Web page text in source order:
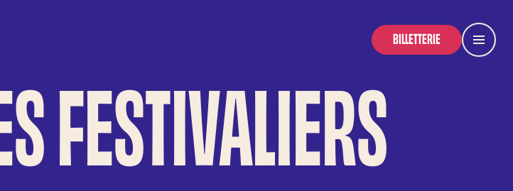
BILLETTERIE Menu
FESTIVALIERS